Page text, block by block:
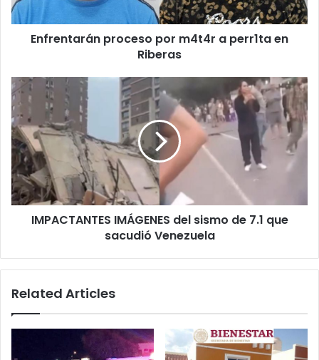
Riberas
Enfrentarán proceso por m4t4r a perr1ta en
Riberas
IMPACTANTES
IMÁGENES
del
sismo
de
7.1
que
sacudió
Venezuela
IMPACTANTES IMÁGENES del sismo de 7.1 que
sacudió Venezuela
Related Articles